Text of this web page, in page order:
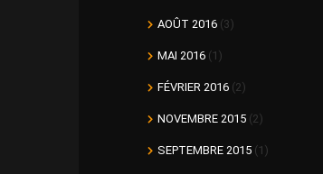
AOÛT 2016 (3)
MAI 2016 (1)
FÉVRIER 2016 (2)
NOVEMBRE 2015 (2)
SEPTEMBRE 2015 (1)